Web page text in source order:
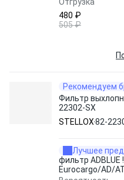
480 ₽
505 ₽
Рекомендуем
Фильтр
22302-SX
STELLOX82-
Лучшее
фильтр ADBLUE
Eurocargo/AD/